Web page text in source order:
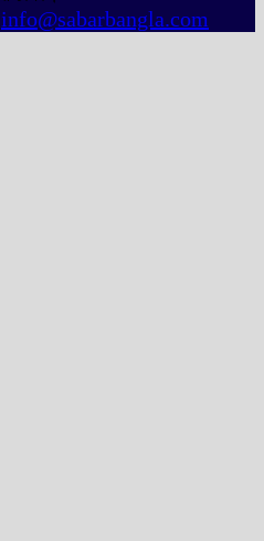
info@sabarbangla.com